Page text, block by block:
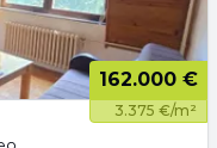
162.000 €
3.375 €/m²